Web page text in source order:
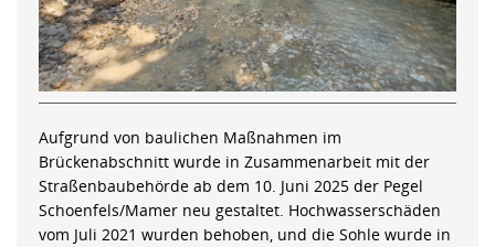
Aufgrund von baulichen Maßnahmen im
Brückenabschnitt wurde in Zusammenarbeit mit der
Straßenbaubehörde ab dem 10. Juni 2025 der Pegel
Schoenfels/Mamer neu gestaltet. Hochwasserschäden
vom Juli 2021 wurden behoben, und die Sohle wurde in